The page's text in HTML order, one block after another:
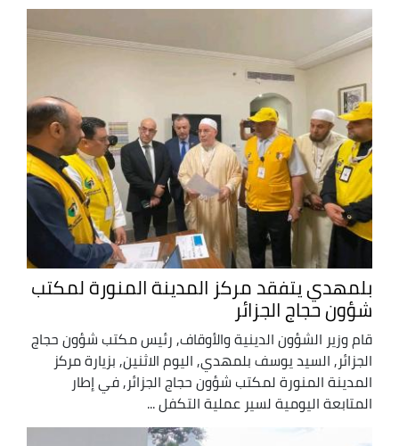
بلمهدي يتفقد مركز المدينة المنورة لمكتب
شؤون حجاج الجزائر
قام وزير الشؤون الدينية والأوقاف, رئيس مكتب شؤون حجاج
الجزائر, السيد يوسف بلمهدي, اليوم الاثنين, بزيارة مركز
المدينة المنورة لمكتب شؤون حجاج الجزائر, في إطار
المتابعة اليومية لسير عملية التكفل ...